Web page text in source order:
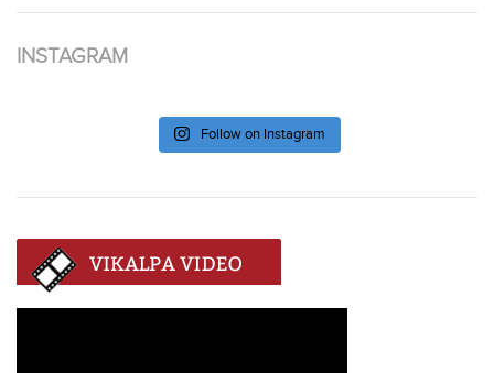
INSTAGRAM
Follow on Instagram